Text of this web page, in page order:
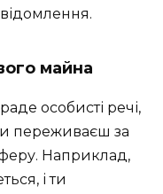
майна
особисті речі,
переживаєш за
Наприклад,
і ти